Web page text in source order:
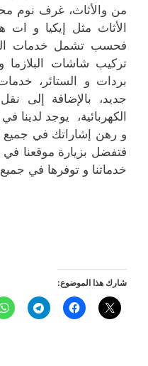
من والأثاث، غرف نوم
الأثاث مثل إيكيا و
فحسب تشمل خدمات
تركيب شاشات البلازما
بردات و الستائر،
جديد، بالإضافة إلى
الكهربائية، يوجد لدينا
و رهن إشاراتك في جميع
فتفضل بزيارة موقعنا
خدماتنا و توفرها في
شارك هذا الموضوع: